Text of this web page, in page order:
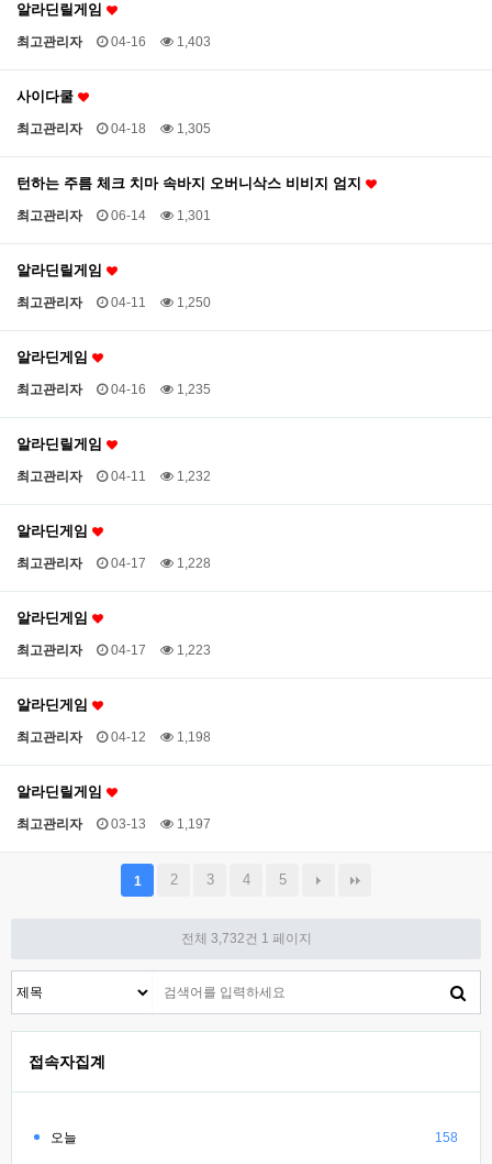
알라딘릴게임
최고관리자 04-16 1,403
사이다쿨
최고관리자 04-18 1,305
턴하는 주름 체크 치마 속바지 오버니삭스 비비지 엄지
최고관리자 06-14 1,301
알라딘릴게임
최고관리자 04-11 1,250
알라딘게임
최고관리자 04-16 1,235
알라딘릴게임
최고관리자 04-11 1,232
알라딘게임
최고관리자 04-17 1,228
알라딘게임
최고관리자 04-17 1,223
알라딘게임
최고관리자 04-12 1,198
알라딘릴게임
최고관리자 03-13 1,197
1 2 3 4 5
전체 3,732건 1 페이지
접속자집계
오늘 158